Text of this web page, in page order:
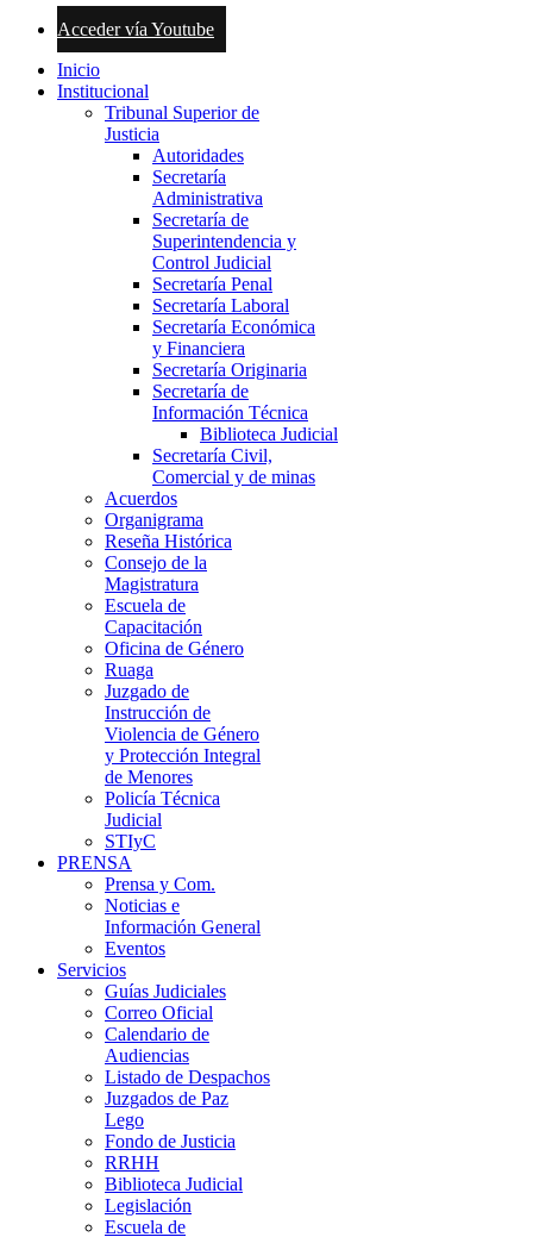
Acceder vía Youtube
Inicio
Institucional
Tribunal Superior de
Justicia
Autoridades
Secretaría
Administrativa
Secretaría de
Superintendencia y
Control Judicial
Secretaría Penal
Secretaría Laboral
Secretaría Económica
y Financiera
Secretaría Originaria
Secretaría de
Información Técnica
Biblioteca Judicial
Secretaría Civil,
Comercial y de minas
Acuerdos
Organigrama
Reseña Histórica
Consejo de la
Magistratura
Escuela de
Capacitación
Oficina de Género
Ruaga
Juzgado de
Instrucción de
Violencia de Género
y Protección Integral
de Menores
Policía Técnica
Judicial
STIyC
PRENSA
Prensa y Com.
Noticias e
Información General
Eventos
Servicios
Guías Judiciales
Correo Oficial
Calendario de
Audiencias
Listado de Despachos
Juzgados de Paz
Lego
Fondo de Justicia
RRHH
Biblioteca Judicial
Legislación
Escuela de